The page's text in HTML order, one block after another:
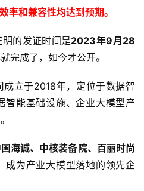
率和兼容性均达到预期。
的发证时间是2023年9月28
完成了，如今才公开。
立于2018年，定位于数据智
智能基础设施、企业大模型产
海诚、中核装备院、百丽时尚
成为产业大模型落地的领先企